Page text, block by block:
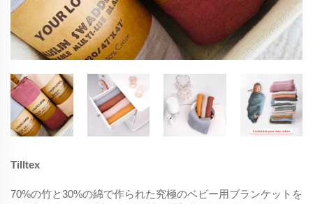
Tilltex
70%の竹と30%の綿で作られた究極のベビー用ブランケットを